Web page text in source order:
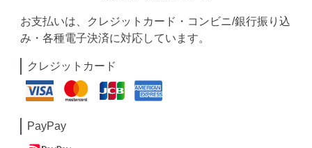
お支払いは、クレジットカード・コンビニ/銀行振り込
み・各種電子決済に対応しています。
クレジットカード
PayPay